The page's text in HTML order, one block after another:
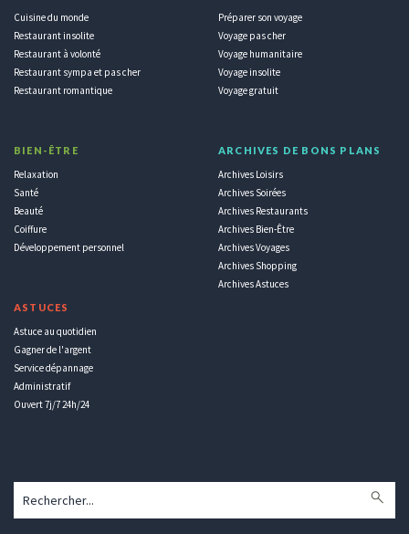
Cuisine du monde
Restaurant insolite
Restaurant à volonté
Restaurant sympa et pas cher
Restaurant romantique
BIEN-ÊTRE
Relaxation
Santé
Beauté
Coiffure
Développement personnel
ASTUCES
Astuce au quotidien
Gagner de l'argent
Service dépannage
Administratif
Ouvert 7j/7 24h/24
Préparer son voyage
Voyage pas cher
Voyage humanitaire
Voyage insolite
Voyage gratuit
ARCHIVES DE BONS PLANS
Archives Loisirs
Archives Soirées
Archives Restaurants
Archives Bien-Être
Archives Voyages
Archives Shopping
Archives Astuces